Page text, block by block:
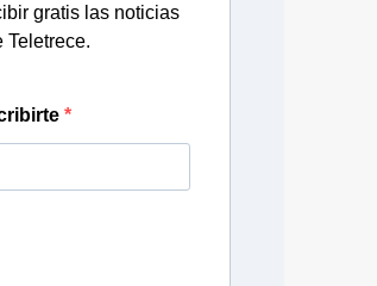
gratis las noticias
Teletrece.